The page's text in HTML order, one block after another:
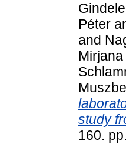
Péter
and
Mirjana
study
160.